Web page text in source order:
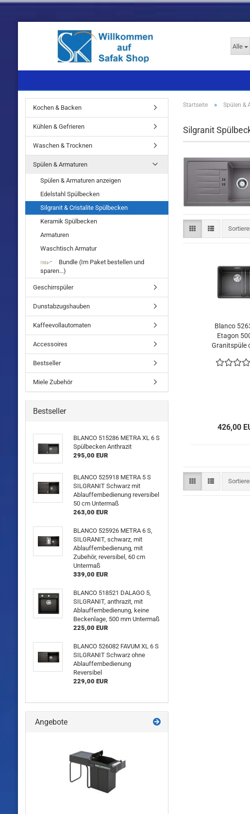
Alle
Standgeräte
Standgeräte
Einbaugeräte
Standgeräte
Standgeräte
Startseite » Spülen &
Silgranit
Blanco
Etagon
Granitspüle
426,00
Kochen & Backen
Kühlen & Gefrieren
Waschen & Trocknen
Spülen & Armaturen
Spülen & Armaturen anzeigen
Edelstahl Spülbecken
Silgranit & Cristalite Spülbecken
Keramik Spülbecken
Armaturen
Waschtisch Armatur
Bundle (Im Paket bestellen und
sparen...)
Geschirrspüler
Dunstabzugshauben
Kaffeevollautomaten
Accessoires
Bestseller
Miele Zubehör
Bestseller
BLANCO 515286 METRA XL 6 S
Spülbecken Anthrazit
295,00 EUR
BLANCO 525918 METRA 5 S
SILGRANIT Schwarz mit
Ablauffernbedienung reversibel
50 cm Untermaß
263,00 EUR
BLANCO 525926 METRA 6 S,
SILGRANIT, schwarz, mit
Ablauffernbedienung, mit
Zubehör, reversibel, 60 cm
Untermaß
339,00 EUR
BLANCO 518521 DALAGO 5,
SILGRANIT, anthrazit, mit
Ablauffernbedienung, keine
Beckenlage, 500 mm Untermaß
225,00 EUR
BLANCO 526082 FAVUM XL 6 S
SILGRANIT Schwarz ohne
Ablauffernbedienung
Reversibel
229,00 EUR
Angebote